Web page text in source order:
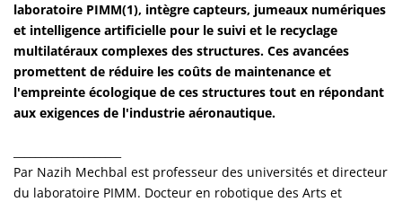
laboratoire PIMM(1), intègre capteurs, jumeaux numériques
et intelligence artificielle pour le suivi et le recyclage
multilatéraux complexes des structures. Ces avancées
promettent de réduire les coûts de maintenance et
l'empreinte écologique de ces structures tout en répondant
aux exigences de l'industrie aéronautique.
Par Nazih Mechbal est professeur des universités et directeur
du laboratoire PIMM. Docteur en robotique des Arts et